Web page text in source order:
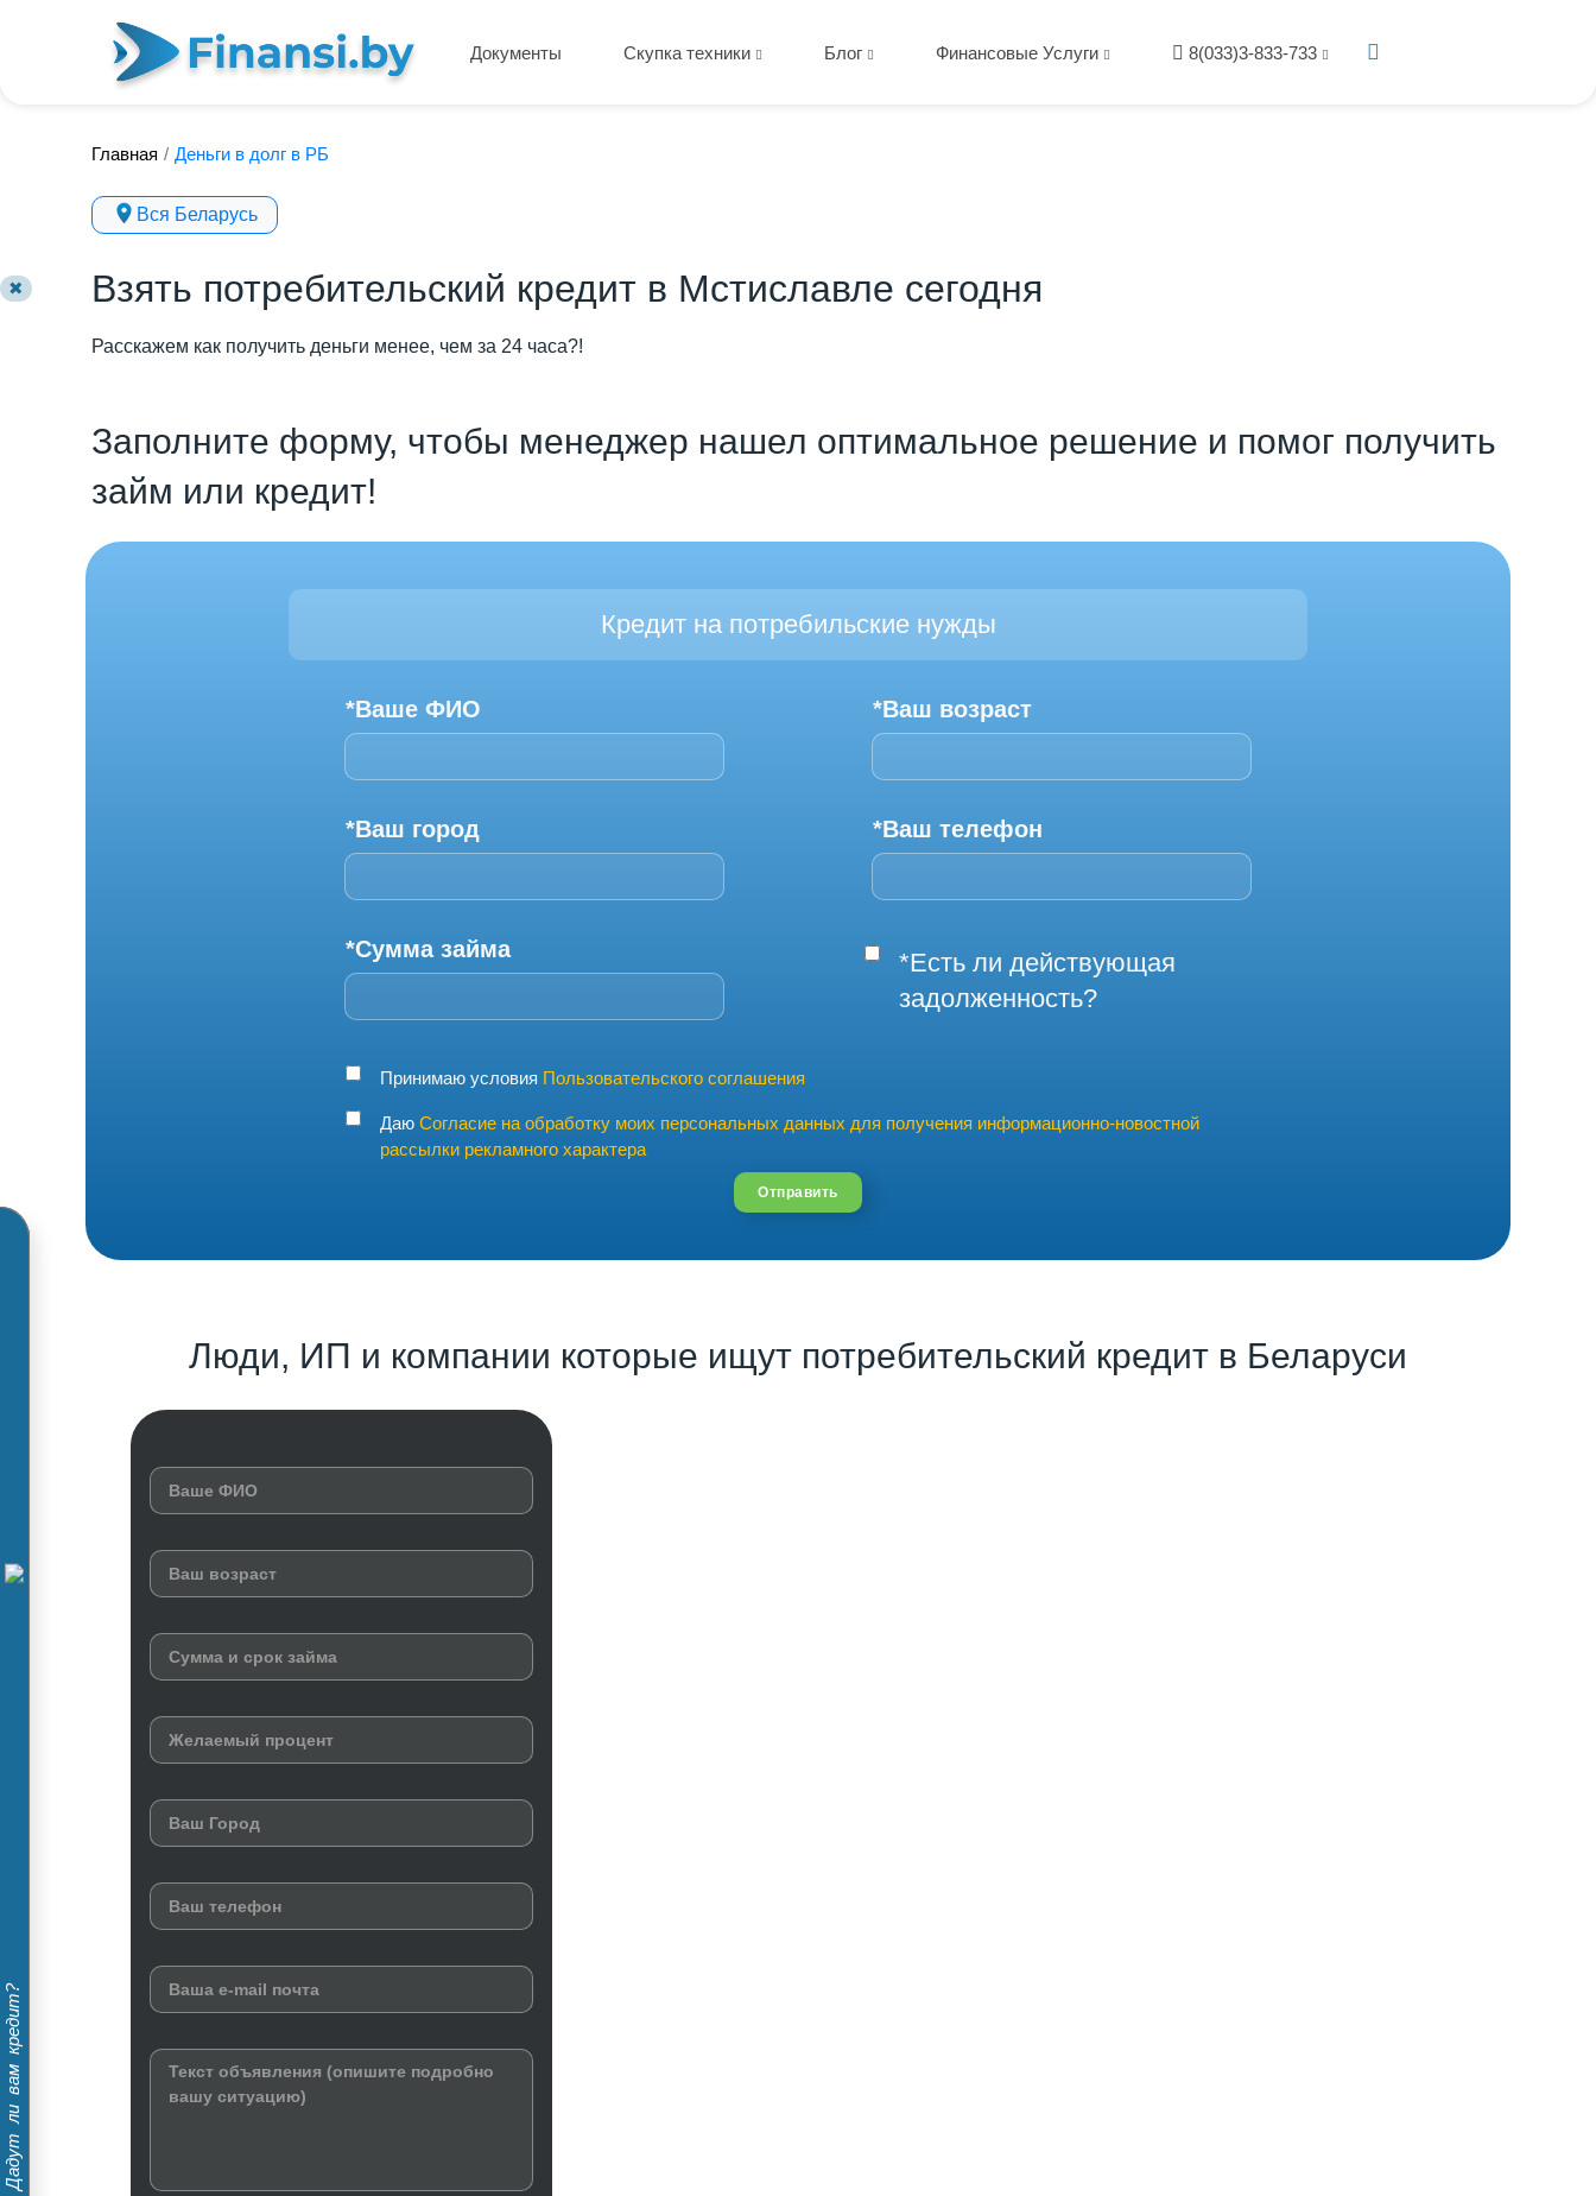
Документы Скупка техники Блог Финансовые Услуги 8(033)3-833-733
✖
Дадут ли вам кредит?
Главная / Деньги в долг в РБ
Вся Беларусь
Взять потребительский кредит в Мстиславле сегодня
Расскажем как получить деньги менее, чем за 24 часа?!
Заполните форму, чтобы менеджер нашел оптимальное решение и помог получить
займ или кредит!
Кредит на потребильские нужды
*Ваше ФИО *Ваш возраст
*Ваш город *Ваш телефон
*Сумма займа
*Есть ли действующая
задолженность?
Принимаю условия Пользовательского соглашения
Даю Согласие на обработку моих персональных данных для получения информационно-новостной
рассылки рекламного характера
Отправить
Люди, ИП и компании которые ищут потребительский кредит в Беларуси